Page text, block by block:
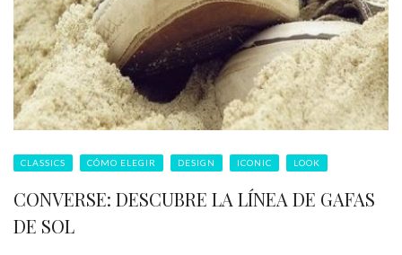
CLASSICS CÓMO ELEGIR DESIGN ICONIC LOOK
CONVERSE: DESCUBRE LA LÍNEA DE GAFAS
DE SOL